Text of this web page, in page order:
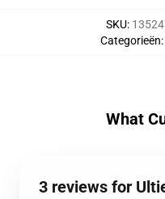
SKU:
Categorieën:
What
3 reviews for